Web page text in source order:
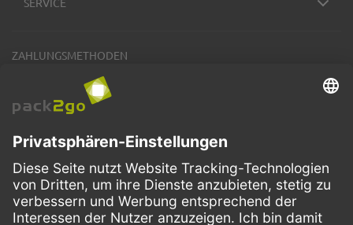
ZAHLUNGSMETHODEN
VERSANDARTEN